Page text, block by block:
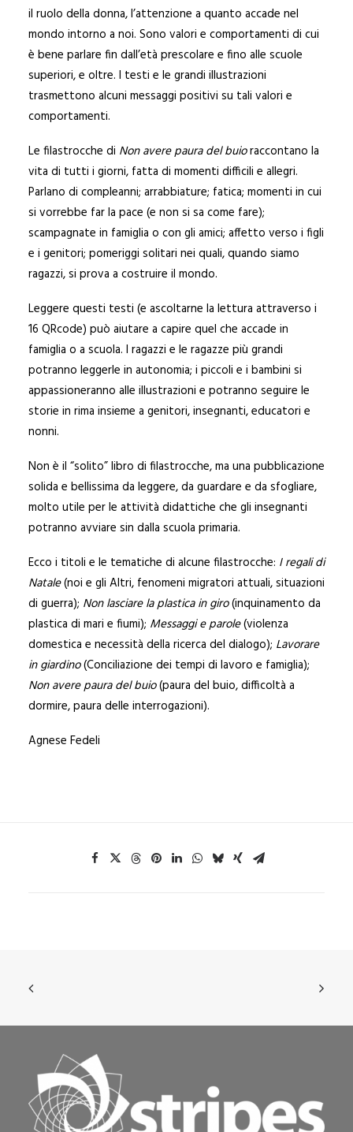
il ruolo della donna, l’attenzione a quanto accade nel
mondo intorno a noi. Sono valori e comportamenti di cui
è bene parlare fin dall’età prescolare e fino alle scuole
superiori, e oltre. I testi e le grandi illustrazioni
trasmettono alcuni messaggi positivi su tali valori e
comportamenti.
Le filastrocche di Non avere paura del buioraccontano la
vita di tutti i giorni, fatta di momenti difficili e allegri.
Parlano di compleanni; arrabbiature; fatica; momenti in cui
si vorrebbe far la pace (e non si sa come fare);
scampagnate in famiglia o con gli amici; affetto verso i figli
e i genitori; pomeriggi solitari nei quali, quando siamo
ragazzi, si prova a costruire il mondo.
Leggere questi testi (e ascoltarne la lettura attraverso i
16 QRcode) può aiutare a capire quel che accade in
famiglia o a scuola. I ragazzi e le ragazze più grandi
potranno leggerle in autonomia; i piccoli e i bambini si
appassioneranno alle illustrazioni e potranno seguire le
storie in rima insieme a genitori, insegnanti, educatori e
nonni.
Non è il “solito” libro di filastrocche, ma una pubblicazione
solida e bellissima da leggere, da guardare e da sfogliare,
molto utile per le attività didattiche che gli insegnanti
potranno avviare sin dalla scuola primaria.
Ecco i titoli e le tematiche di alcune filastrocche: I regali di
Natale(noi e gli Altri, fenomeni migratori attuali, situazioni
di guerra); Non lasciare la plastica in giro(inquinamento da
plastica di mari e fiumi); Messaggi e parole(violenza
domestica e necessità della ricerca del dialogo); Lavorare
in giardino(Conciliazione dei tempi di lavoro e famiglia);
Non avere paura del buio(paura del buio, difficoltà a
dormire, paura delle interrogazioni).
Agnese Fedeli